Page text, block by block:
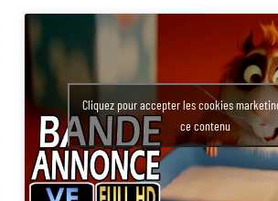
Cliquez pour accepter les cookies
ce contenu